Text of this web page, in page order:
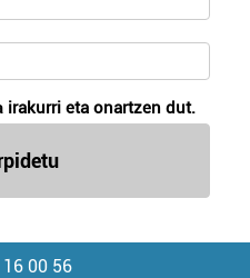
irakurri eta onartzen dut.
00 56